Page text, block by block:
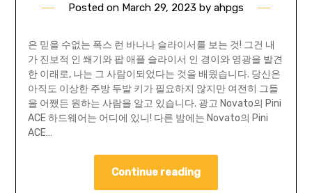
Posted on March 29, 2023 by ahpgs
은 믿을 수없는 폭스 런 바나나 슬라이서를 보는 것! 그건 내
가 진보적 인 쐐기와 팝 애플 슬라이서 인 경이와 영광을 발견
한 이래로, 나는 그 사람이되었다는 것을 배웠습니다. 당신은
아직도 이상한 주방 두발 키가 필요하지 않지만 여전히 그들
을 어쨌든 원하는 사람을 알고 있습니다. 광고 Novato의 Pini
ACE 하드웨어는 어디에 있니! 다른 밤에는 Novato의 Pini
ACE…
Continue reading